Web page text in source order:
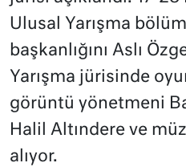
Ulusal Yarışma
başkanlığını Aslı
Yarışma jürisinde
görüntü yönetmeni
Halil Altındere ve
alıyor.